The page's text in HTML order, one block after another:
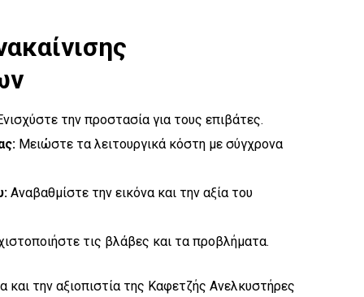
την προστασία για τους επιβάτες.
Μειώστε τα λειτουργικά κόστη με σύγχρονα
Αναβαθμίστε την εικόνα και την αξία του
τις βλάβες και τα προβλήματα.
και την αξιοπιστία της Καφετζής Ανελκυστήρες